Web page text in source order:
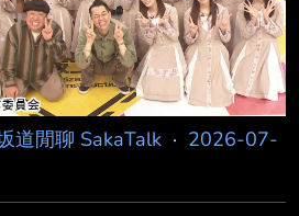
道閒聊 SakaTalk · 2026-07-